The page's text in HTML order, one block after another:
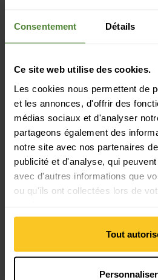
Consentement Détails
Ce site web utilise des cookies.
Les cookies nous permettent de
et les annonces, d'offrir des
médias sociaux et d'analyser
partageons également des
notre site avec nos partenaires
publicité et d'analyse, qui
avec d'autres informations que
ou qu'ils ont collectées lors de
Tout
Personnaliser
Durabilité: Protection de
Propriété du matériau
Propriétés du matériau: respirant |
séchage rapide | régulation de la
(DWR) | étanche à l'eau | étanche
indéformable | durable
Matériau composition: 95%